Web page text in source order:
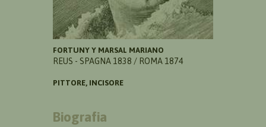
FORTUNY Y MARSAL MARIANO
REUS - SPAGNA 1838 / ROMA 1874
PITTORE, INCISORE
Biografia